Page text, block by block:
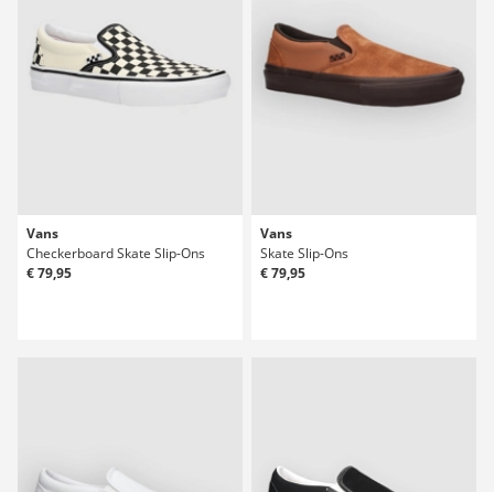
Vans
Checkerboard Skate Slip-Ons
€ 79,95
Vans
Skate Slip-Ons
€ 79,95